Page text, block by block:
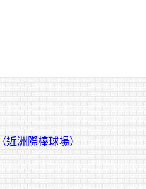
洲際棒球場）